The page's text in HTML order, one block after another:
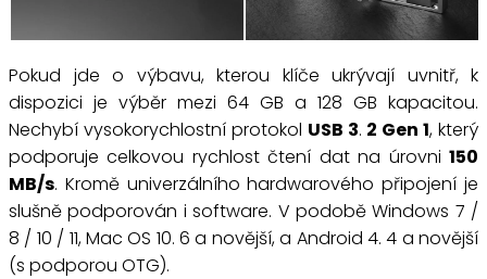
Pokud jde o výbavu, kterou klíče ukrývají uvnitř, k
dispozici je výběr mezi 64 GB a 128 GB kapacitou.
Nechybí vysokorychlostní protokol USB 3. 2 Gen 1, který
podporuje celkovou rychlost čtení dat na úrovni 150
MB/s. Kromě univerzálního hardwarového připojení je
slušně podporován i software. V podobě Windows 7 /
8 / 10 / 11, Mac OS 10. 6 a novější, a Android 4. 4 a novější
(s podporou OTG).